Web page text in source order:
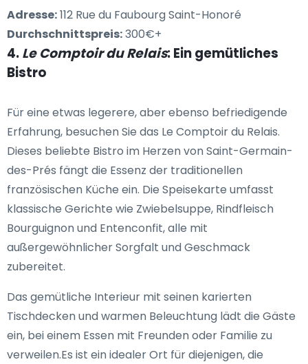
Adresse:112 Rue du Faubourg Saint-Honoré
Durchschnittspreis:300€+
4.Le Comptoir du Relais: Ein gemütliches
Bistro
Für eine etwas legerere, aber ebenso befriedigende
Erfahrung, besuchen Sie das Le Comptoir du Relais.
Dieses beliebte Bistro im Herzen von Saint-Germain-
des-Prés fängt die Essenz der traditionellen
französischen Küche ein. Die Speisekarte umfasst
klassische Gerichte wie Zwiebelsuppe, Rindfleisch
Bourguignon und Entenconfit, alle mit
außergewöhnlicher Sorgfalt und Geschmack
zubereitet.
Das gemütliche Interieur mit seinen karierten
Tischdecken und warmen Beleuchtung lädt die Gäste
ein, bei einem Essen mit Freunden oder Familie zu
verweilen.Es ist ein idealer Ort für diejenigen, die